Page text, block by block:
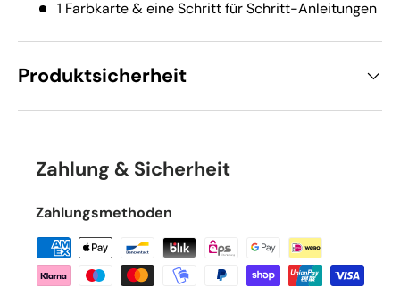
1 Farbkarte & eine Schritt für Schritt-Anleitungen
Produktsicherheit
Zahlung & Sicherheit
Zahlungsmethoden